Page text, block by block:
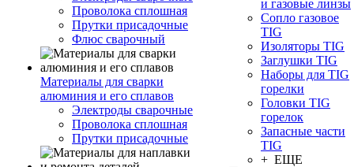
Проволока сплошная
Прутки присадочные
Флюс сварочный
Материалы для сварки
алюминия и его сплавов
Электроды сварочные
Проволока сплошная
Прутки присадочные
и газовые линзы
Сопло газовое
TIG
Изоляторы TIG
Заглушки TIG
Наборы для TIG
горелки
Головки TIG
горелок
Запасные части
TIG
+ ЕЩЕ